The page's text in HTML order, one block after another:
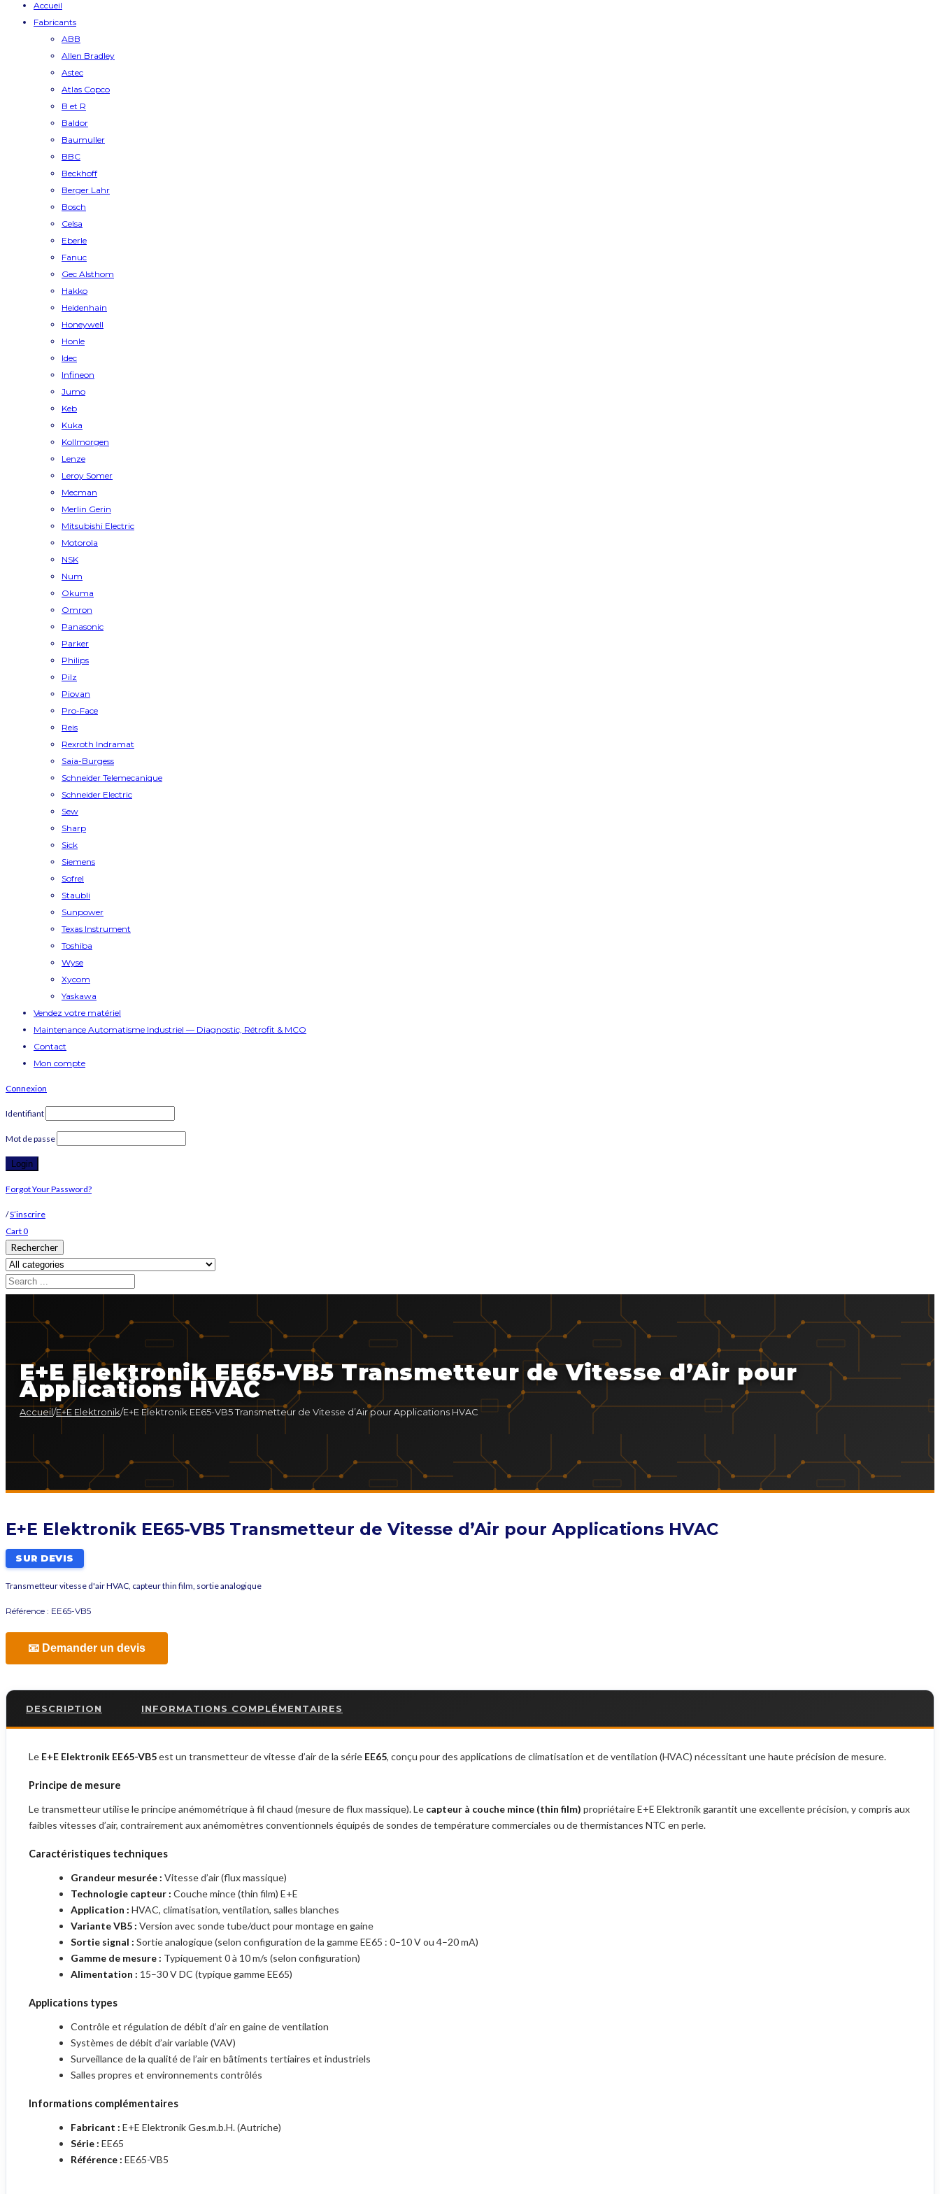
Accueil
Fabricants
ABB
Allen Bradley
Astec
Atlas Copco
B et R
Baldor
Baumuller
BBC
Beckhoff
Berger Lahr
Bosch
Celsa
Eberle
Fanuc
Gec Alsthom
Hakko
Heidenhain
Honeywell
Honle
Idec
Infineon
Jumo
Keb
Kuka
Kollmorgen
Lenze
Leroy Somer
Mecman
Merlin Gerin
Mitsubishi Electric
Motorola
NSK
Num
Okuma
Omron
Panasonic
Parker
Philips
Pilz
Piovan
Pro-Face
Reis
Rexroth Indramat
Saia-Burgess
Schneider Telemecanique
Schneider Electric
Sew
Sharp
Sick
Siemens
Sofrel
Staubli
Sunpower
Texas Instrument
Toshiba
Wyse
Xycom
Yaskawa
Vendez votre matériel
Maintenance Automatisme Industriel — Diagnostic, Rétrofit & MCO
Contact
Mon compte
Connexion
Identifiant
Mot de passe
Forgot Your Password?
/S’inscrire
Cart0
Rechercher
E+E Elektronik EE65-VB5 Transmetteur de Vitesse d’Air pour
Applications HVAC
Accueil/E+E Elektronik/E+E Elektronik EE65-VB5 Transmetteur de Vitesse d’Air pour Applications HVAC
E+E Elektronik EE65-VB5 Transmetteur de Vitesse d’Air pour Applications HVAC
SUR DEVIS
Transmetteur vitesse d'air HVAC, capteur thin film, sortie analogique
Référence : EE65-VB5
📧 Demander un devis
DESCRIPTION INFORMATIONS COMPLÉMENTAIRES
Le E+E Elektronik EE65-VB5est un transmetteur de vitesse d’air de la série EE65, conçu pour des applications de climatisation et de ventilation (HVAC) nécessitant une haute précision de mesure.
Principe de mesure
Le transmetteur utilise le principe anémométrique à fil chaud (mesure de flux massique). Le capteur à couche mince (thin film) propriétaire E+E Elektronik garantit une excellente précision, y compris aux
faibles vitesses d’air, contrairement aux anémomètres conventionnels équipés de sondes de température commerciales ou de thermistances NTC en perle.
Caractéristiques techniques
Grandeur mesurée : Vitesse d’air (flux massique)
Technologie capteur : Couche mince (thin film) E+E
Application : HVAC, climatisation, ventilation, salles blanches
Variante VB5 : Version avec sonde tube/duct pour montage en gaine
Sortie signal : Sortie analogique (selon configuration de la gamme EE65 : 0–10 V ou 4–20 mA)
Gamme de mesure : Typiquement 0 à 10 m/s (selon configuration)
Alimentation : 15–30 V DC (typique gamme EE65)
Applications types
Contrôle et régulation de débit d’air en gaine de ventilation
Systèmes de débit d’air variable (VAV)
Surveillance de la qualité de l’air en bâtiments tertiaires et industriels
Salles propres et environnements contrôlés
Informations complémentaires
Fabricant : E+E Elektronik Ges.m.b.H. (Autriche)
Série : EE65
Référence : EE65-VB5